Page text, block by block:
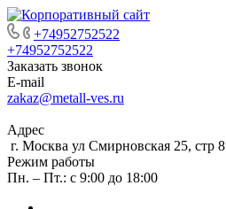
+74952752522
+74952752522
Заказать звонок
E-mail
zakaz@metall-ves.ru
Адрес
г. Москва ул Смирновская 25, стр 8
Режим работы
Пн. – Пт.: с 9:00 до 18:00